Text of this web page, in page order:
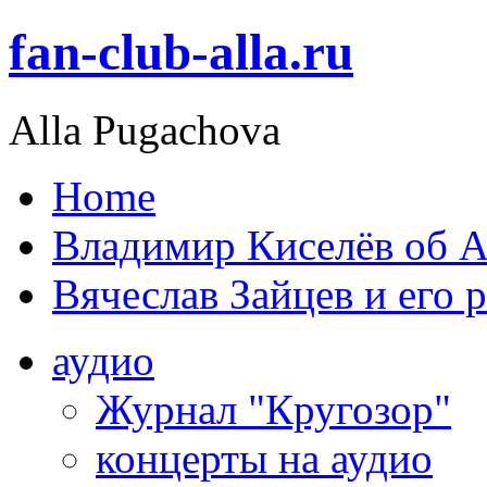
fan-club-alla.ru
Alla Pugachova
Home
Владимир Киселёв об
Вячеслав Зайцев и его
аудио
Журнал "Кругозор"
концерты на аудио